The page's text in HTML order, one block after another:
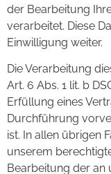
der Bearbeitung
verarbeitet. Diese
Einwilligung weiter.
Die Verarbeitung
Art. 6 Abs. 1 lit. b
Erfüllung eines
Durchführung
ist. In allen übrigen
unserem
Bearbeitung der an